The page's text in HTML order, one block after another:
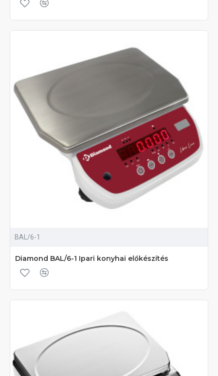
BAL/6-1
Diamond BAL/6-1 Ipari konyhai előkészítés